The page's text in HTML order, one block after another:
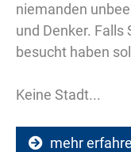
niemanden
und Denker. Falls
besucht haben
Keine Stadt...
mehr